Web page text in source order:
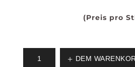
(Preis pro
DEM